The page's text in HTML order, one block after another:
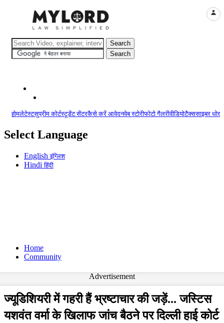
होमलेटेस्टसुप्रीम कोर्टस्टूडेंट सेंटरकैसे करें आवेदनवेब स्टोरीफोटो गैलरीवीडियोटैक्ससाइबर
Select Language
Englishइंग्लिश
Hindiहिंदी
Home
Community
Advertisement
ज्यूडिशियरी में गहरी हैं भ्रष्टाचार की जड़ें... जस्टिस
यशवंत वर्मा के खिलाफ जांच बैठने पर दिल्ली हाई कोर्ट